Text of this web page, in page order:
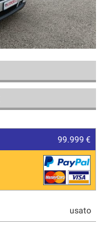
99.999 €
usato